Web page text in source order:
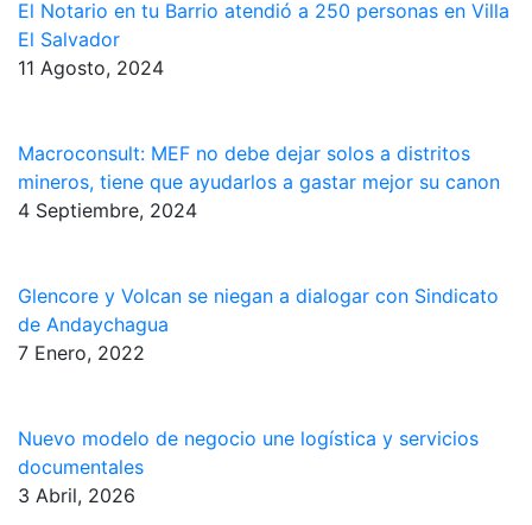
El Notario en tu Barrio atendió a 250 personas en Villa
El Salvador
11 Agosto, 2024
Macroconsult: MEF no debe dejar solos a distritos
mineros, tiene que ayudarlos a gastar mejor su canon
4 Septiembre, 2024
Glencore y Volcan se niegan a dialogar con Sindicato
de Andaychagua
7 Enero, 2022
Nuevo modelo de negocio une logística y servicios
documentales
3 Abril, 2026